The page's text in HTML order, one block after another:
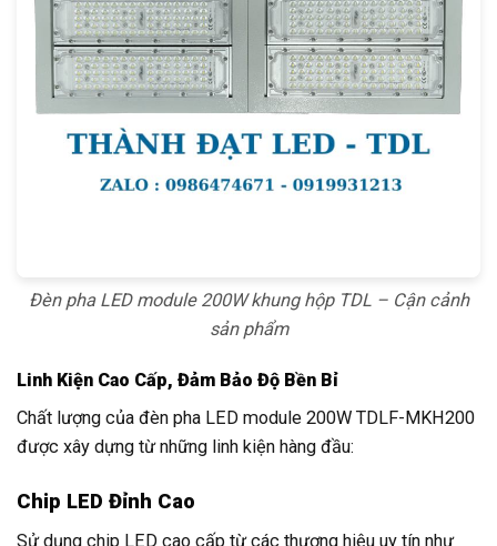
Đèn pha LED module 200W khung hộp TDL – Cận cảnh
sản phẩm
Linh Kiện Cao Cấp, Đảm Bảo Độ Bền Bỉ
Chất lượng của đèn pha LED module 200W TDLF-MKH200
được xây dựng từ những linh kiện hàng đầu:
Chip LED Đỉnh Cao
Sử dụng chip LED cao cấp từ các thương hiệu uy tín như